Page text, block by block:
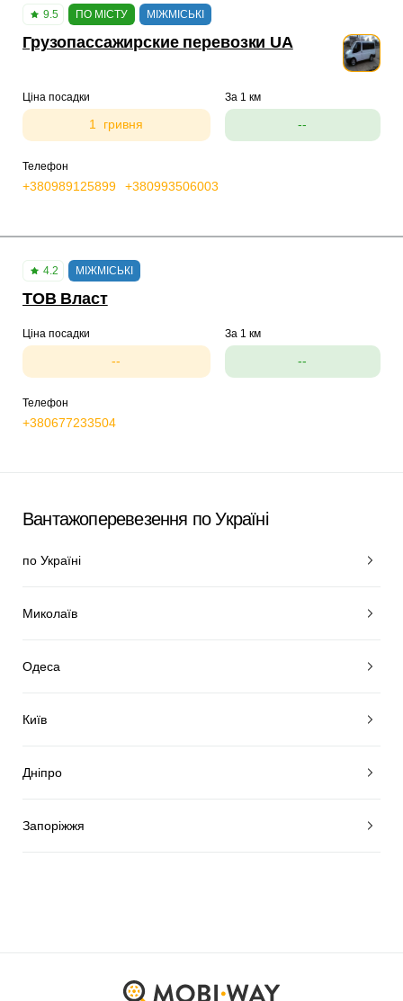
9.5 ПО МІСТУ МІЖМІСЬКІ
Грузопассажирские перевозки UA
Ціна посадки
1 гривня
За 1 км
--
Телефон
+380989125899 +380993506003
4.2 МІЖМІСЬКІ
ТОВ Власт
Ціна посадки
--
За 1 км
--
Телефон
+380677233504
Вантажоперевезення по Україні
по Україні
Миколаїв
Одеса
Київ
Дніпро
Запоріжжя